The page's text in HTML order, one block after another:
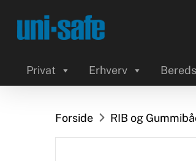
main
Privat Erhverv
Forside RIB og